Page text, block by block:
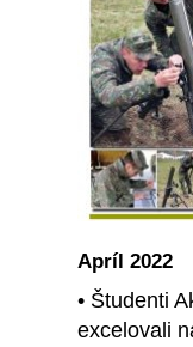
Apríl 2022
• Študenti
excelovali